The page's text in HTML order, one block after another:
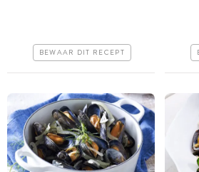
BEWAAR DIT RECEPT